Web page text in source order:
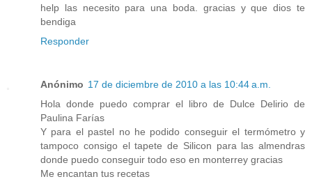
help las necesito para una boda. gracias y que dios te
bendiga
Responder
Anónimo 17 de diciembre de 2010 a las 10:44 a.m.
Hola donde puedo comprar el libro de Dulce Delirio de
Paulina Farías
Y para el pastel no he podido conseguir el termómetro y
tampoco consigo el tapete de Silicon para las almendras
donde puedo conseguir todo eso en monterrey gracias
Me encantan tus recetas